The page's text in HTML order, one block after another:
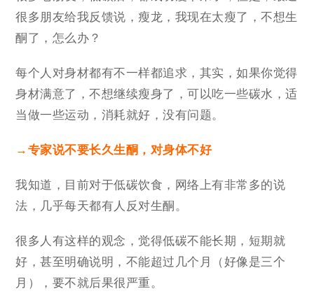
很多朋友给我反馈说，瘦龙，我现在太瘦了，不想生
酮了，怎么办？
每个人对身材都有不一样都追求，其实，如果你觉得
身材满意了，不想继续瘦身了，可以吃一些碳水，适
当做一些运动，消耗就好，没有问题。
→专家说不要长久生酮，对身体不好
我知道，目前对于低碳饮食，网络上有非常多的说
法，几乎每天都有人反对生酮。
很多人有这样的观念，觉得低碳不能长期，短期就
好，甚至明确说明，不能超过几个月（好像是三个
月），要不就后果很严重。